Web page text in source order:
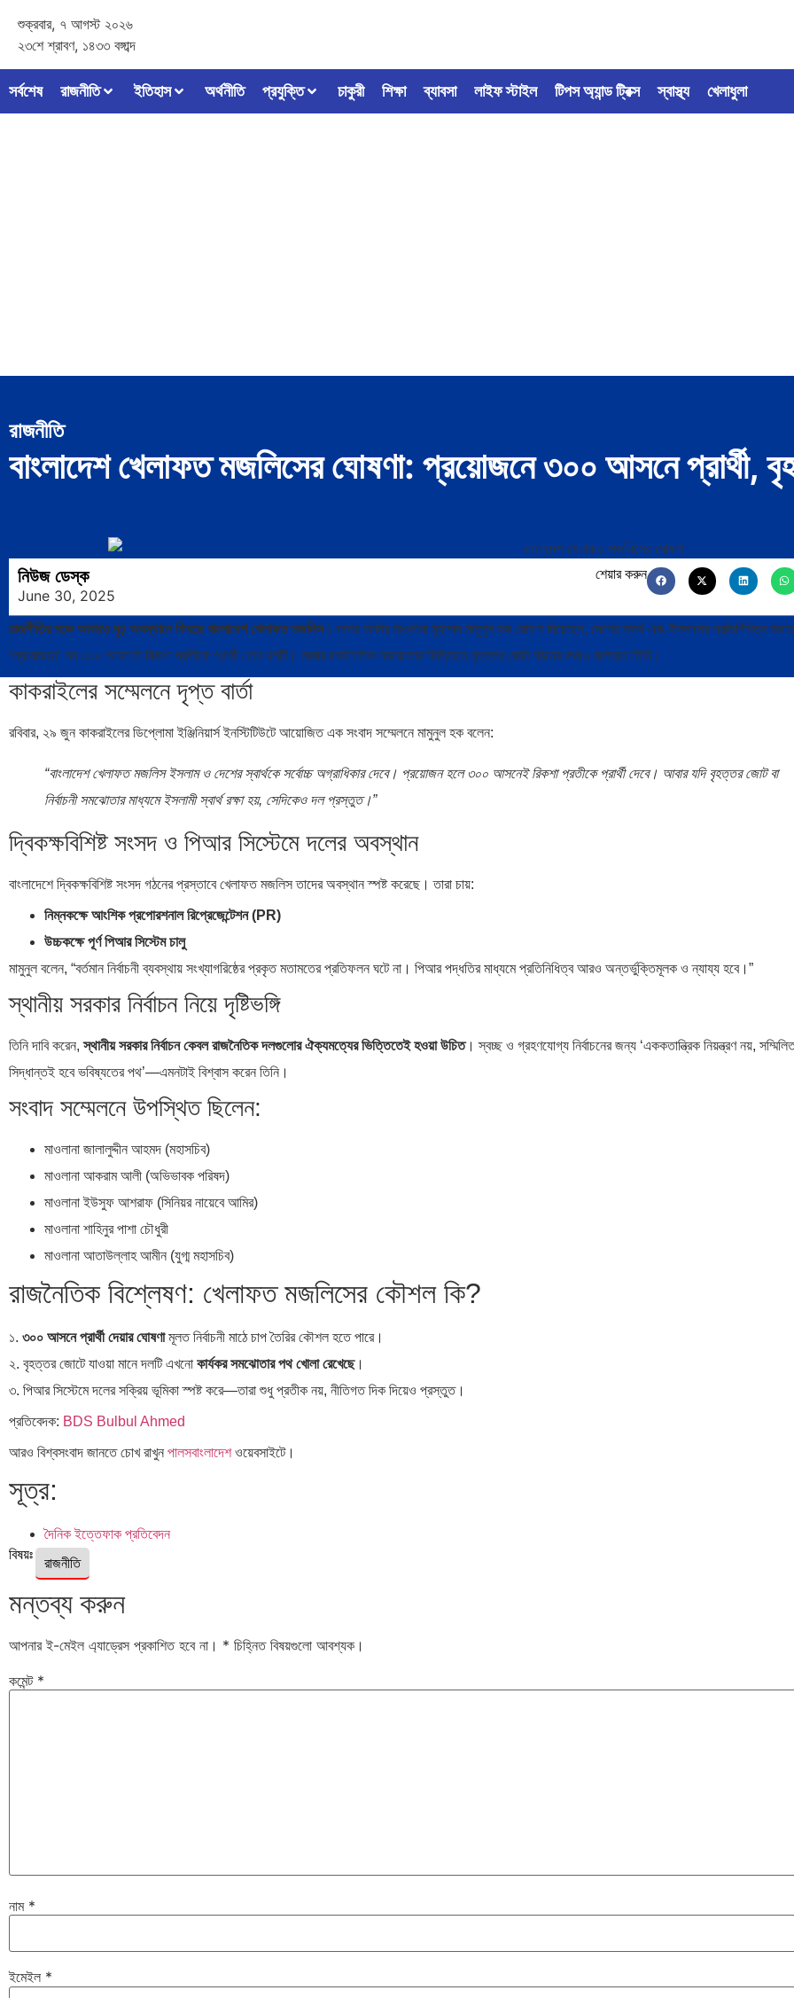
শুক্রবার, ৭ আগস্ট ২০২৬
২৩শে শ্রাবণ, ১৪৩৩ বঙ্গাব্দ
সর্বশেষ রাজনীতি ইতিহাস অর্থনীতি প্রযুক্তি চাকুরী শিক্ষা ব্যাবসা লাইফ স্টাইল টিপস অ্যান্ড ট্রিক্স স্বাস্থ্য খেলাধুলা
রাজনীতি
বাংলাদেশ খেলাফত মজলিসের ঘোষণা: প্রয়োজনে ৩০০ আসনে প্রার্থী,
নিউজ ডেস্ক
June 30, 2025
শেয়ার করুন
রাজনীতির মঞ্চে আবারও দৃঢ় অবস্থানে ফিরছে বাংলাদেশ খেলাফত মজলিস। দলের আমির মাওলানা মুহাম্মদ মামুনুল হক ঘোষণা দিয়েছেন, দেশের স্বার্থ এবং ইসলামের প্রতিনিধিত্ব
‘প্রয়োজনে’ সব ৩০০ আসনেই রিকশা প্রতীকে প্রার্থী দেবে দলটি। আবার রাজনৈতিক সমঝোতার ভিত্তিতে বৃহত্তর জোট গঠনের কথাও বলেছেন তিনি।
কাকরাইলের সম্মেলনে দৃপ্ত বার্তা
রবিবার, ২৯ জুন কাকরাইলের ডিপ্লোমা ইঞ্জিনিয়ার্স ইনস্টিটিউটে আয়োজিত এক সংবাদ সম্মেলনে মামুনুল হক বলেন:
“বাংলাদেশ খেলাফত মজলিস ইসলাম ও দেশের স্বার্থকে সর্বোচ্চ অগ্রাধিকার দেবে। প্রয়োজন হলে ৩০০ আসনেই রিকশা প্রতীকে প্রার্থী দেবে। আবার যদি বৃহত্তর জোট বা
নির্বাচনী সমঝোতার মাধ্যমে ইসলামী স্বার্থ রক্ষা হয়, সেদিকেও দল প্রস্তুত।”
দ্বিকক্ষবিশিষ্ট সংসদ ও পিআর সিস্টেমে দলের অবস্থান
বাংলাদেশে দ্বিকক্ষবিশিষ্ট সংসদ গঠনের প্রস্তাবে খেলাফত মজলিস তাদের অবস্থান স্পষ্ট করেছে। তারা চায়:
নিম্নকক্ষে আংশিক প্রপোরশনাল রিপ্রেজেন্টেশন (PR)
উচ্চকক্ষে পূর্ণ পিআর সিস্টেম চালু
মামুনুল বলেন, “বর্তমান নির্বাচনী ব্যবস্থায় সংখ্যাগরিষ্ঠের প্রকৃত মতামতের প্রতিফলন ঘটে না। পিআর পদ্ধতির মাধ্যমে প্রতিনিধিত্ব আরও অন্তর্ভুক্তিমূলক ও ন্যায্য হবে।”
স্থানীয় সরকার নির্বাচন নিয়ে দৃষ্টিভঙ্গি
তিনি দাবি করেন,স্থানীয় সরকার নির্বাচন কেবল রাজনৈতিক দলগুলোর ঐক্যমত্যের ভিত্তিতেই হওয়া উচিত। স্বচ্ছ ও গ্রহণযোগ্য নির্বাচনের জন্য ‘এককতান্ত্রিক নিয়ন্ত্রণ নয়,
সিদ্ধান্তই হবে ভবিষ্যতের পথ’—এমনটাই বিশ্বাস করেন তিনি।
সংবাদ সম্মেলনে উপস্থিত ছিলেন:
মাওলানা জালালুদ্দীন আহমদ (মহাসচিব)
মাওলানা আকরাম আলী (অভিভাবক পরিষদ)
মাওলানা ইউসুফ আশরাফ (সিনিয়র নায়েবে আমির)
মাওলানা শাহিনুর পাশা চৌধুরী
মাওলানা আতাউল্লাহ আমীন (যুগ্ম মহাসচিব)
রাজনৈতিক বিশ্লেষণ: খেলাফত মজলিসের কৌশল কি?
১. ৩০০ আসনে প্রার্থী দেয়ার ঘোষণামূলত নির্বাচনী মাঠে চাপ তৈরির কৌশল হতে পারে।
২. বৃহত্তর জোটে যাওয়া মানে দলটি এখনো কার্যকর সমঝোতার পথ খোলা রেখেছে।
৩. পিআর সিস্টেমে দলের সক্রিয় ভূমিকা স্পষ্ট করে—তারা শুধু প্রতীক নয়, নীতিগত দিক দিয়েও প্রস্তুত।
প্রতিবেদক: BDS Bulbul Ahmed
আরও বিশ্বসংবাদ জানতে চোখ রাখুন পালসবাংলাদেশওয়েবসাইটে।
সূত্র:
দৈনিক ইত্তেফাক প্রতিবেদন
বিষয়ঃ
রাজনীতি
মন্তব্য করুন
আপনার ই-মেইল এ্যাড্রেস প্রকাশিত হবে না। * চিহ্নিত বিষয়গুলো আবশ্যক।
কমেন্ট *
নাম *
ইমেইল *